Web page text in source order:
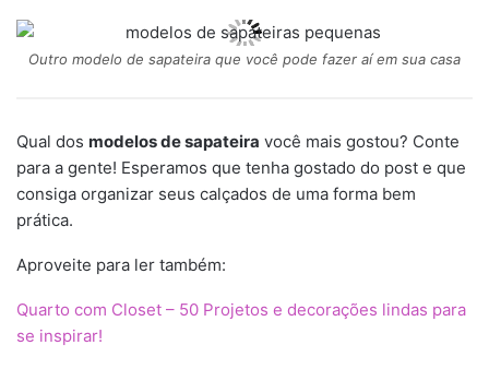
Outro modelo de sapateira que você pode fazer aí em sua casa
Qual dos modelos de sapateira você mais gostou? Conte
para a gente! Esperamos que tenha gostado do post e que
consiga organizar seus calçados de uma forma bem
prática.
Aproveite para ler também:
Quarto com Closet – 50 Projetos e decorações lindas para
se inspirar!